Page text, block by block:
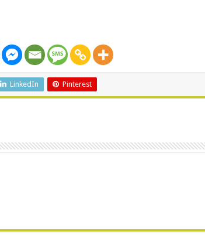
LinkedIn Pinterest